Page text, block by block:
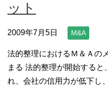
ット
2009年7月5日 M&A
法的整理におけるＭ＆Ａの
まる 法的整理が開始すると
れ、会社の信用力が低下し